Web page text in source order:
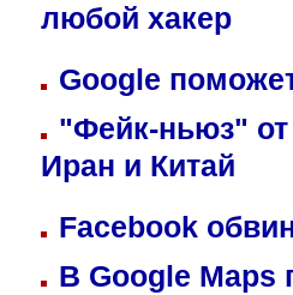
любой хакер
Google
"Фейк-ньюз" от
Иран и Китай
Facebook
В Google Maps